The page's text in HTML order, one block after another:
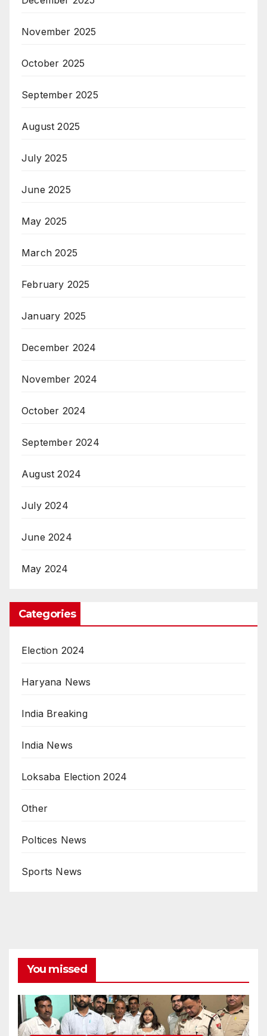
November 2025
October 2025
September 2025
August 2025
July 2025
June 2025
May 2025
March 2025
February 2025
January 2025
December 2024
November 2024
October 2024
September 2024
August 2024
July 2024
June 2024
May 2024
Categories
Election 2024
Haryana News
India Breaking
India News
Loksaba Election 2024
Other
Poltices News
Sports News
You missed